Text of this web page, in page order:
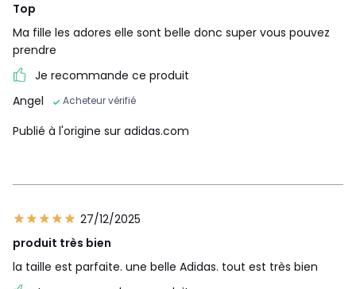
Top
Ma fille les adores elle sont belle donc super vous pouvez
prendre
Je recommande ce produit
Angel
Acheteur vérifié
Publié à l'origine sur adidas.com
27/12/2025
produit très bien
la taille est parfaite. une belle Adidas. tout est très bien